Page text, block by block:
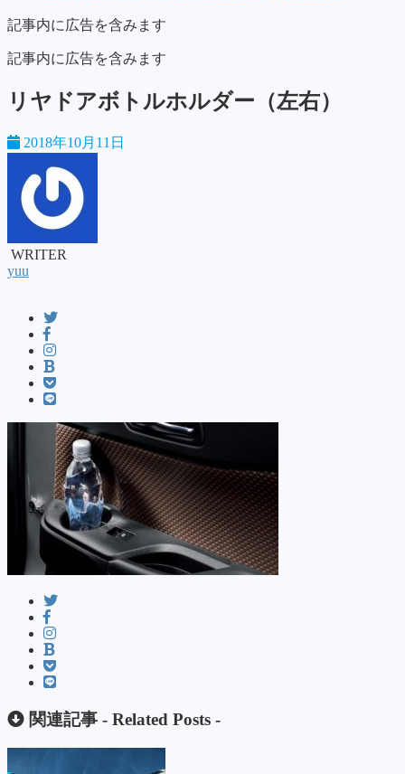
記事内に広告を含みます
記事内に広告を含みます
リヤドアボトルホルダー（左右）
2018年10月11日
WRITER
yuu
関連記事 - Related Posts -